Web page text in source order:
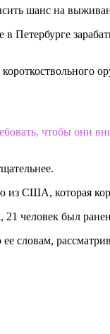
шанс на
чтобы они
США, которая
человек был
словам,